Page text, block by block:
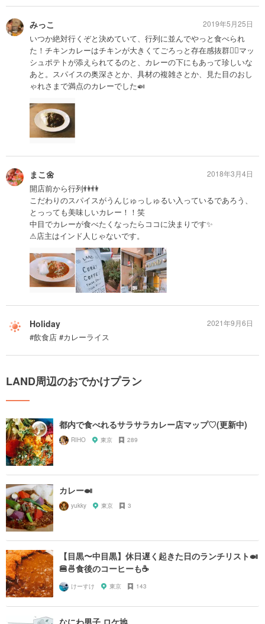
みっこ
いつか絶対行くぞと決めていて、行列に並んでやっと食べられ
た！チキンカレーはチキンが大きくてごろっと存在感抜群🙆‍♂️マッ
シュポテトが添えられてるのと、カレーの下にもあって珍しいな
あと。スパイスの奥深さとか、具材の複雑さとか、見た目のおし
ゃれさまで満点のカレーでした🍛
2019年5月25日
まこ🌼
開店前から行列👫👫
こだわりのスパイスがうんじゅっしゅるい入っているであろう、
とっっても美味しいカレー！！笑
中目でカレーが食べたくなったらココに決まりです✨
⚠︎店主はインド人じゃないです。
2018年3月4日
Holiday
#飲食店 #カレーライス
2021年9月6日
LAND周辺のおでかけプラン
都内で食べれるサラサラカレー店マップ♡(更新中)
RIHO 東京 289
カレー🍛
yukky 東京 3
【目黒〜中目黒】休日遅く起きた日のランチリスト🍛
🍔🍜食後のコーヒーも☕️
けーすけ 東京 143